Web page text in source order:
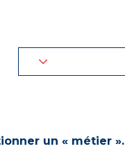
un « métier ».